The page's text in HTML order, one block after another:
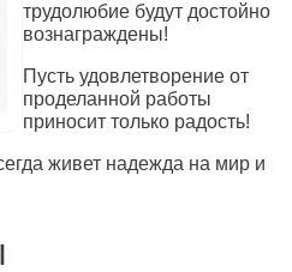
трудолюбие будут достойно
вознаграждены!
Пусть удовлетворение от
проделанной работы
приносит только радость!
живет надежда на мир и